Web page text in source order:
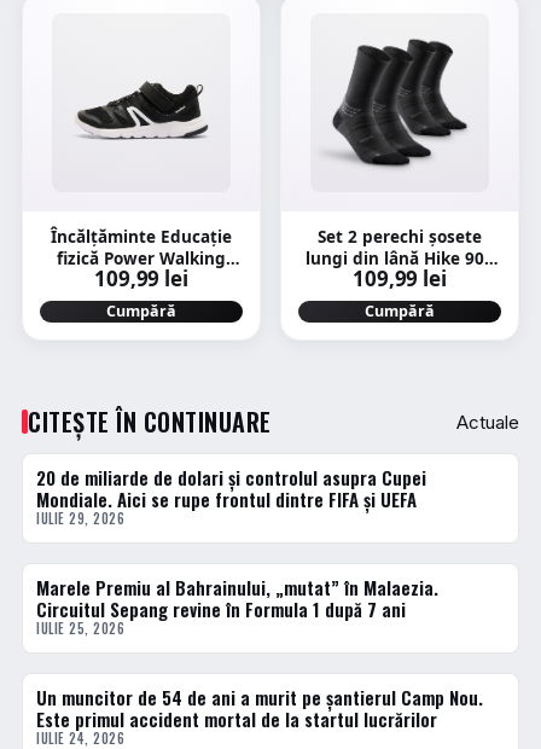
Încălțăminte Educație
fizică Power Walking
PW540 Alb-Negru Copii
109,99 lei
Cumpără
Set 2 perechi șosete
lungi din lână Hike 900
Gri Adulți
109,99 lei
Cumpără
CITEȘTE ÎN CONTINUARE Actuale
ACTUALE
20 de miliarde de dolari și controlul asupra Cupei
Mondiale. Aici se rupe frontul dintre FIFA și UEFA
IULIE 29, 2026
ACTUALE
Marele Premiu al Bahrainului, „mutat” în Malaezia.
Circuitul Sepang revine în Formula 1 după 7 ani
IULIE 25, 2026
ACTUALE
Un muncitor de 54 de ani a murit pe șantierul Camp Nou.
Este primul accident mortal de la startul lucrărilor
IULIE 24, 2026